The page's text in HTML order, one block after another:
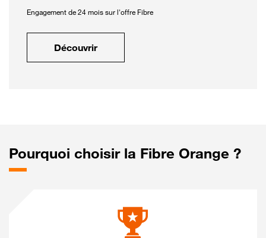
Engagement de 24 mois sur l'offre Fibre
Découvrir
Pourquoi choisir la Fibre Orange ?